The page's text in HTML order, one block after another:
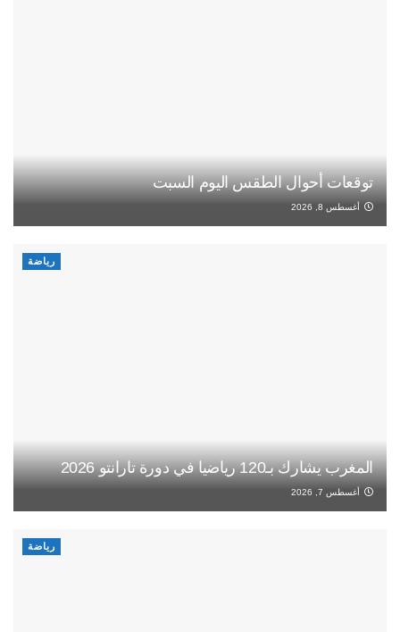
توقعات أحوال الطقس اليوم السبت
أغسطس 8, 2026
رياضة
المغرب يشارك بـ120 رياضيا في دورة تارانتو 2026
أغسطس 7, 2026
رياضة